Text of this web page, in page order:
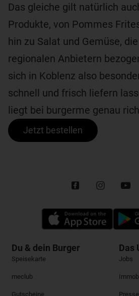
Das gleiche gilt natürlich
Produkte, von Pommes
hin zu Salat und Gemüse,
regionalen Anbietern
sich in Koblenz also
schnell und frisch liefern
liegt bei burgerme genau
Jetzt bestellen
Du & dein Burger
Speisekarte
meclub
Gutscheine
Das
Jobs
Presse